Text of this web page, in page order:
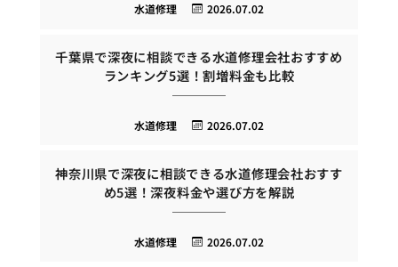
2026.07.02
水道修理
千葉県で深夜に相談できる水道修理会社おすすめ
ランキング5選！割増料金も比較
2026.07.02
水道修理
神奈川県で深夜に相談できる水道修理会社おすす
め5選！深夜料金や選び方を解説
2026.07.02
水道修理